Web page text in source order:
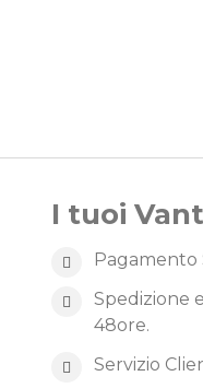
I tuoi
Pagamento
Spedizione
48ore.
Servizio